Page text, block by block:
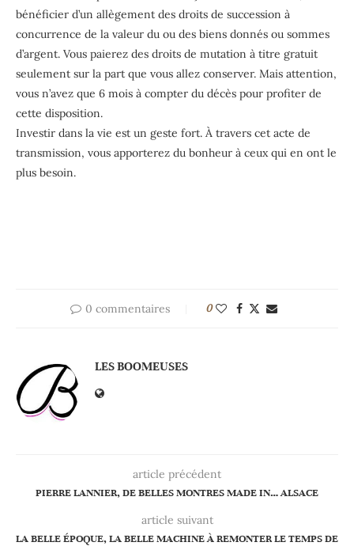
bénéficier d’un allègement des droits de succession à
concurrence de la valeur du ou des biens donnés ou sommes
d’argent. Vous paierez des droits de mutation à titre gratuit
seulement sur la part que vous allez conserver. Mais attention,
vous n’avez que 6 mois à compter du décès pour profiter de
cette disposition.
Investir dans la vie est un geste fort. À travers cet acte de
transmission, vous apporterez du bonheur à ceux qui en ont le
plus besoin.
0 commentaires 0
LES BOOMEUSES
article précédent
PIERRE LANNIER, DE BELLES MONTRES MADE IN… ALSACE
article suivant
LA BELLE ÉPOQUE, LA BELLE MACHINE À REMONTER LE TEMPS DE